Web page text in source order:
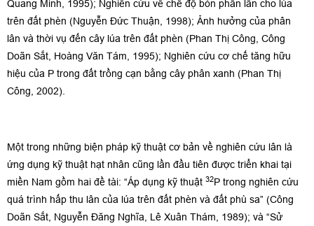
Quang Minh, 1995); Nghiên cứu về chế độ bón phân lân cho lúa
trên đất phèn (Nguyễn Đức Thuận, 1998); Ảnh hưởng của phân
lân và thời vụ đến cây lúa trên đất phèn (Phan Thị Công, Công
Doãn Sắt, Hoàng Văn Tám, 1995); Nghiên cứu cơ chế tăng hữu
hiệu của P trong đất trồng cạn bằng cây phân xanh (Phan Thị
Công, 2002).
Một trong những biện pháp kỹ thuật cơ bản về nghiên cứu lân là
ứng dụng kỹ thuật hạt nhân cũng lần đầu tiên được triển khai tại
miền Nam gồm hai đề tài: “Áp dụng kỹ thuật 32P trong nghiên cứu
quá trình hấp thu lân của lúa trên đất phèn và đất phù sa” (Công
Doãn Sắt, Nguyễn Đăng Nghĩa, Lê Xuân Thám, 1989); và “Sử